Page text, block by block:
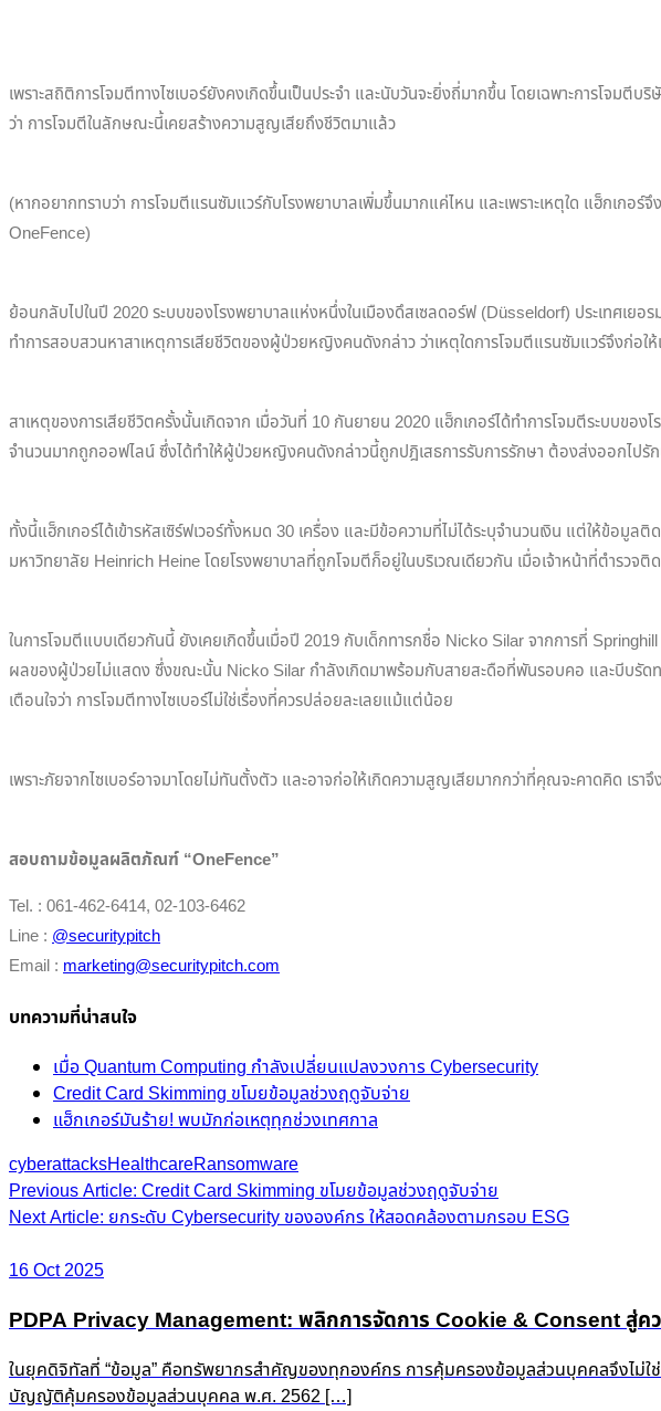
เพราะสถิติการโจมตีทางไซเบอร์ยังคงเกิดขึ้นเป็นประจำ และนับวันจะยิ่งถี่มากขึ้น โดยเฉพาะการโจ
ว่า การโจมตีในลักษณะนี้เคยสร้างความสูญเสียถึงชีวิตมาแล้ว
(หากอยากทราบว่า การโจมตีแรนซัมแวร์กับโรงพยาบาลเพิ่มขึ้นมากแค่ไหน และเพราะเหตุใด แฮ็กเกอร์
OneFence)
ย้อนกลับไปในปี 2020 ระบบของโรงพยาบาลแห่งหนึ่งในเมืองดึสเซลดอร์ฟ (Düsseldorf) ประเทศเ
ทำการสอบสวนหาสาเหตุการเสียชีวิตของผู้ป่วยหญิงคนดังกล่าว ว่าเหตุใดการโจมตีแรนซัมแวร์จึงก่อใ
สาเหตุของการเสียชีวิตครั้งนั้นเกิดจาก เมื่อวันที่ 10 กันยายน 2020 แฮ็กเกอร์ได้ทำการโจมตีระบบขอ
จำนวนมากถูกออฟไลน์ ซึ่งได้ทำให้ผู้ป่วยหญิงคนดังกล่าวนี้ถูกปฎิเสธการรับการรักษา ต้องส่งออกไปรั
ทั้งนี้แฮ็กเกอร์ได้เข้ารหัสเซิร์ฟเวอร์ทั้งหมด 30 เครื่อง และมีข้อความที่ไม่ได้ระบุจำนวนเงิน แต่ให้ข้อ
มหาวิทยาลัย Heinrich Heine โดยโรงพยาบาลที่ถูกโจมตีก็อยู่ในบริเวณเดียวกัน เมื่อเจ้าหน้าที่ตำรว
ในการโจมตีแบบเดียวกันนี้ ยังเคยเกิดขึ้นเมื่อปี 2019 กับเด็กทารกชื่อ Nicko Silar จากการที่
ผลของผู้ป่วยไม่แสดง ซึ่งขณะนั้น Nicko Silar กำลังเกิดมาพร้อมกับสายสะดือที่พันรอบคอ และบีบรัด
เตือนใจว่า การโจมตีทางไซเบอร์ไม่ใช่เรื่องที่ควรปล่อยละเลยแม้แต่น้อย
เพราะภัยจากไซเบอร์อาจมาโดยไม่ทันตั้งตัว และอาจก่อให้เกิดความสูญเสียมากกว่าที่คุณจะคาดคิด
สอบถามข้อมูลผลิตภัณฑ์ “OneFence”
Tel. : 061-462-6414, 02-103-6462
Line : @securitypitch
Email : marketing@securitypitch.com
บทความที่น่าสนใจ
เมื่อ Quantum Computing กำลังเปลี่ยนแปลงวงการ Cybersecurity
Credit Card Skimming ขโมยข้อมูลช่วงฤดูจับจ่าย
แฮ็กเกอร์มันร้าย! พบมักก่อเหตุทุกช่วงเทศกาล
cyberattacksHealthcareRansomware
Post
navigation
Previous Article: Credit Card Skimming ขโมยข้อมูลช่วงฤดูจับจ่าย
Next Article: ยกระดับ Cybersecurity ขององค์กร ให้สอดคล้องตามกรอบ ESG
16 Oct 2025
PDPA Privacy Management: พลิกการจัดการ Cookie & Consent สู่คว
ในยุคดิจิทัลที่ “ข้อมูล” คือทรัพยากรสำคัญของทุกองค์กร การคุ้มครองข้อมูลส่วนบุคคลจึงไม่ใช่
บัญญัติคุ้มครองข้อมูลส่วนบุคคล พ.ศ. 2562 […]